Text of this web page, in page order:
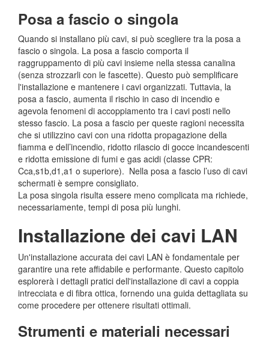
Posa a fascio o singola
Quando si installano più cavi, si può scegliere tra la posa a
fascio o singola. La posa a fascio comporta il
raggruppamento di più cavi insieme nella stessa canalina
(senza strozzarli con le fascette). Questo può semplificare
l'installazione e mantenere i cavi organizzati. Tuttavia, la
posa a fascio, aumenta il rischio in caso di incendio e
agevola fenomeni di accoppiamento tra i cavi posti nello
stesso fascio. La posa a fascio per queste ragioni necessita
che si utilizzino cavi con una ridotta propagazione della
fiamma e dell’incendio, ridotto rilascio di gocce incandescenti
e ridotta emissione di fumi e gas acidi (classe CPR:
Cca,s1b,d1,a1 o superiore). Nella posa a fascio l’uso di cavi
schermati è sempre consigliato.
La posa singola risulta essere meno complicata ma richiede,
necessariamente, tempi di posa più lunghi.
Installazione dei cavi LAN
Un'installazione accurata dei cavi LAN è fondamentale per
garantire una rete affidabile e performante. Questo capitolo
esplorerà i dettagli pratici dell'installazione di cavi a coppia
intrecciata e di fibra ottica, fornendo una guida dettagliata su
come procedere per ottenere risultati ottimali.
Strumenti e materiali necessari